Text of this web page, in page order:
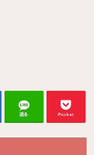
送る Pocket